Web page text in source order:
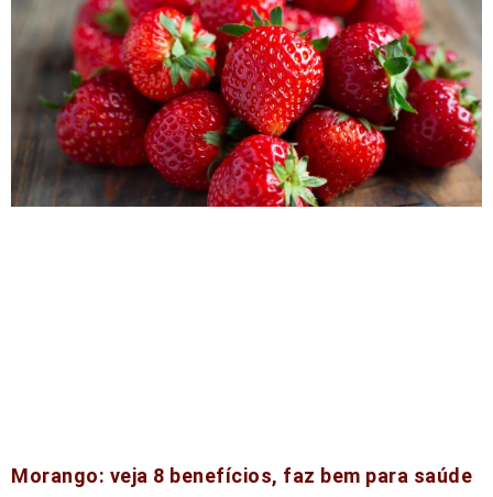
Morango: veja 8 benefícios, faz bem para saúde